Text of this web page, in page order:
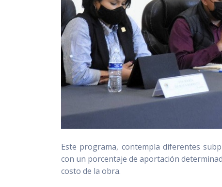
Este programa, contempla diferentes
con un porcentaje de aportación
costo de la obra.